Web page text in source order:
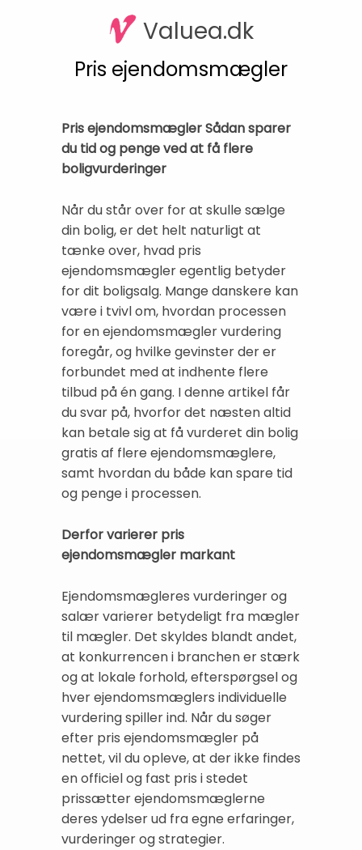
Valuea.dk
Pris ejendomsmægler
Pris ejendomsmægler Sådan sparer
du tid og penge ved at få flere
boligvurderinger
Når du står over for at skulle sælge
din bolig, er det helt naturligt at
tænke over, hvad pris
ejendomsmægler egentlig betyder
for dit boligsalg. Mange danskere kan
være i tvivl om, hvordan processen
for en ejendomsmægler vurdering
foregår, og hvilke gevinster der er
forbundet med at indhente flere
tilbud på én gang. I denne artikel får
du svar på, hvorfor det næsten altid
kan betale sig at få vurderet din bolig
gratis af flere ejendomsmæglere,
samt hvordan du både kan spare tid
og penge i processen.
Derfor varierer pris
ejendomsmægler markant
Ejendomsmægleres vurderinger og
salær varierer betydeligt fra mægler
til mægler. Det skyldes blandt andet,
at konkurrencen i branchen er stærk
og at lokale forhold, efterspørgsel og
hver ejendomsmæglers individuelle
vurdering spiller ind. Når du søger
efter pris ejendomsmægler på
nettet, vil du opleve, at der ikke findes
en officiel og fast pris i stedet
prissætter ejendomsmæglerne
deres ydelser ud fra egne erfaringer,
vurderinger og strategier.